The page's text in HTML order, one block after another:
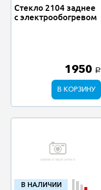
Стекло 2104 заднее
с электрообогревом
1950 a
В КОРЗИНУ
В НАЛИЧИИ